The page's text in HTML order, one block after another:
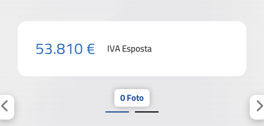
53.810 € IVA Esposta
0 Foto